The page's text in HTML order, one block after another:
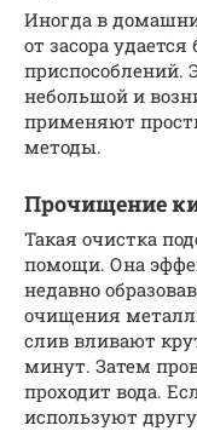
Иногда в
от засора
приспособлений.
небольшой и
применяют
методы.
Прочищение
Такая очистка
помощи. Она
недавно
очищения
слив вливают
минут. Затем
проходит вода.
используют